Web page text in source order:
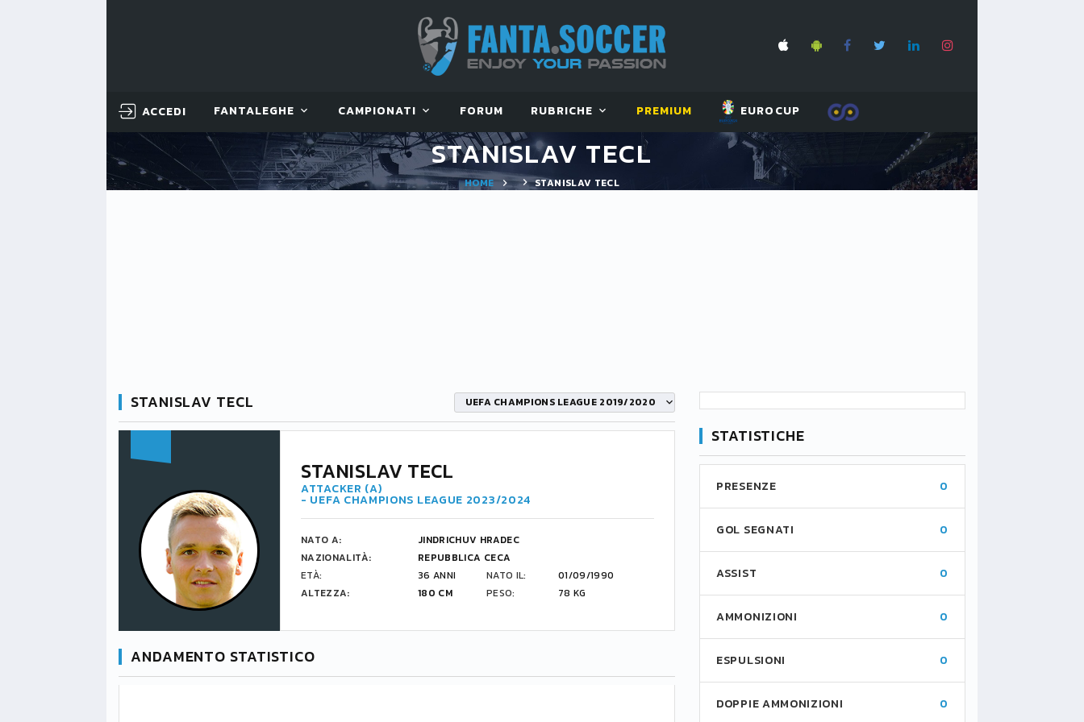
ACCEDI FANTALEGHE CAMPIONATI FORUM RUBRICHE PREMIUM EUROCUP
STANISLAV TECL
HOME STANISLAV TECL
STANISLAV TECL UEFA CHAMPIONS LEAGUE 2019/2020
STANISLAV TECL
ATTACKER (A)
- UEFA CHAMPIONS LEAGUE 2023/2024
NATO A:
JINDRICHUV HRADEC
NAZIONALITÀ:
REPUBBLICA CECA
ETÀ:
36 ANNI NATO IL:
01/09/1990
ALTEZZA:
180 CM PESO: 78 KG
ANDAMENTO STATISTICO
STATISTICHE
PRESENZE 0
GOL SEGNATI 0
ASSIST 0
AMMONIZIONI 0
ESPULSIONI 0
DOPPIE AMMONIZIONI 0